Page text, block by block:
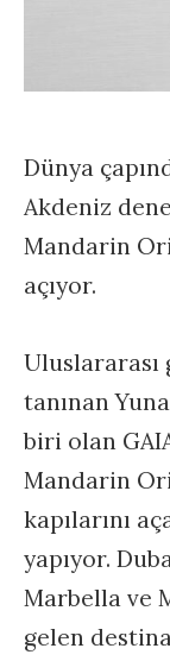
Dünya
Akdeniz
Mandarin
açıyor.
Uluslararası
tanınan
biri olan
Mandarin
kapılarını
yapıyor.
Marbella ve
gelen